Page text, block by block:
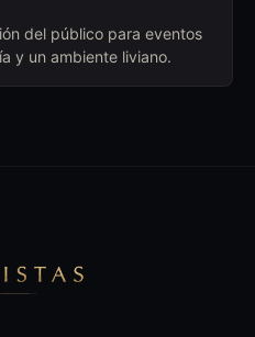
del público para eventos
y un ambiente liviano.